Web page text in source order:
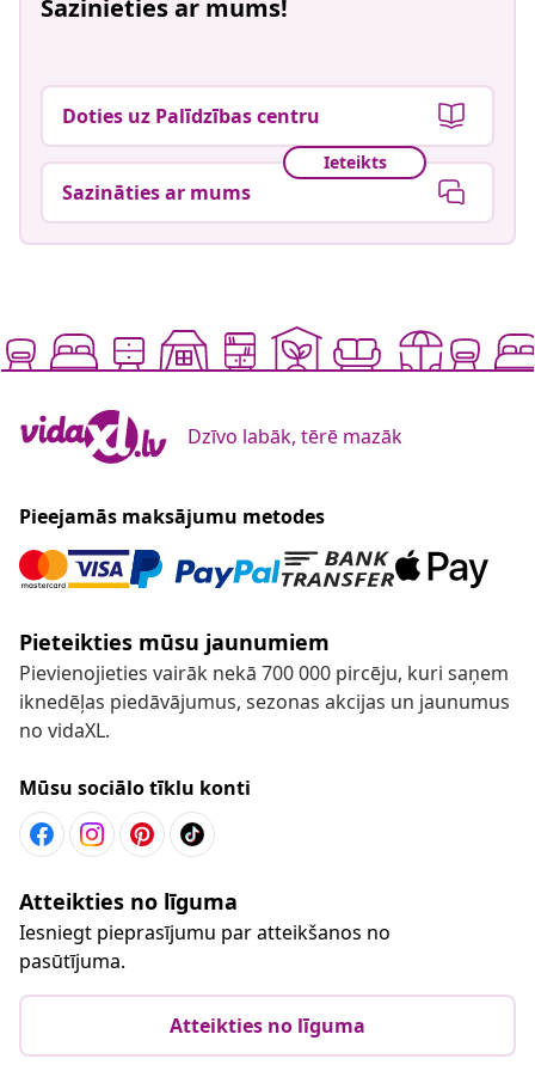
Sazinieties ar mums!
Doties uz Palīdzības centru
Ieteikts
Sazināties ar mums
Dzīvo labāk, tērē mazāk
Pieejamās maksājumu metodes
Pieteikties mūsu jaunumiem
Pievienojieties vairāk nekā 700 000 pircēju, kuri saņem
iknedēļas piedāvājumus, sezonas akcijas un jaunumus
no vidaXL.
Mūsu sociālo tīklu konti
Atteikties no līguma
Iesniegt pieprasījumu par atteikšanos no
pasūtījuma.
Atteikties no līguma